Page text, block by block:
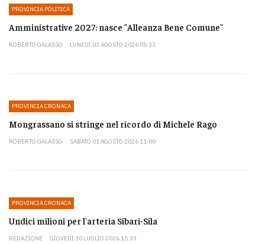
PROVINCIA POLITICA
Amministrative 2027: nasce "Alleanza Bene Comune"
ROBERTO GALASSO LUNEDÌ 03 AGOSTO 2026 05:33
PROVINCIA CRONACA
Mongrassano si stringe nel ricordo di Michele Rago
ROBERTO GALASSO SABATO 01 AGOSTO 2026 11:00
PROVINCIA CRONACA
Undici milioni per l'arteria Sibari-Sila
REDAZIONE GIOVEDÌ 30 LUGLIO 2026 15:33